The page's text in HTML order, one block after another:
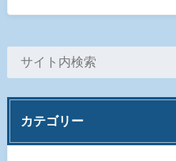
カテゴリー